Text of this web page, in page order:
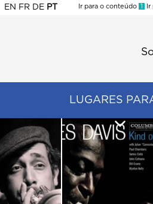
EN FR DE PT
Ir para o conteúdo 1 Ir
LUGARES